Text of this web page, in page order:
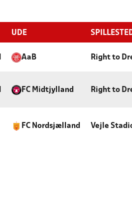
UDE
AaB Right to
FC Midtjylland Right to
FC Nordsjælland Vejle